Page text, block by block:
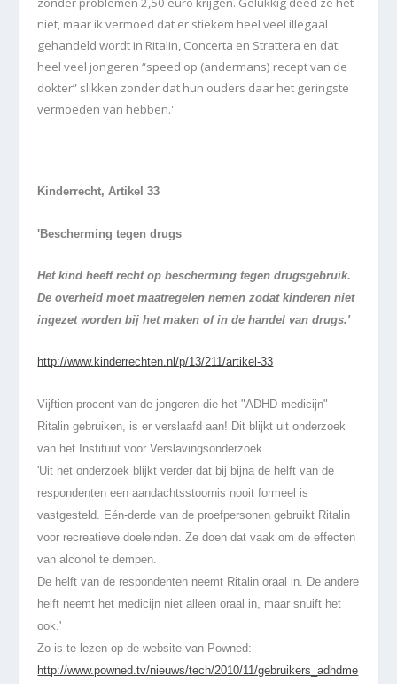
niet, maar ik vermoed dat er stiekem heel veel illegaal
gehandeld wordt in Ritalin, Concerta en Strattera en dat
heel veel jongeren “speed op (andermans) recept van de
dokter” slikken zonder dat hun ouders daar het geringste
vermoeden van hebben.'
Kinderrecht, Artikel 33
'Bescherming tegen drugs
Het kind heeft recht op bescherming tegen drugsgebruik.
De overheid moet maatregelen nemen zodat kinderen niet
ingezet worden bij het maken of in de handel van drugs.'
http://www.kinderrechten.nl/p/13/211/artikel-33
Vijftien procent van de jongeren die het "ADHD-medicijn"
Ritalin gebruiken, is er verslaafd aan! Dit blijkt uit onderzoek
van het Instituut voor Verslavingsonderzoek
'Uit het onderzoek blijkt verder dat bij bijna de helft van de
respondenten een aandachtsstoornis nooit formeel is
vastgesteld. Eén-derde van de proefpersonen gebruikt Ritalin
voor recreatieve doeleinden. Ze doen dat vaak om de effecten
van alcohol te dempen.
De helft van de respondenten neemt Ritalin oraal in. De andere
helft neemt het medicijn niet alleen oraal in, maar snuift het
ook.'
Zo is te lezen op de website van Powned:
http://www.powned.tv/nieuws/tech/2010/11/gebruikers_adhdme